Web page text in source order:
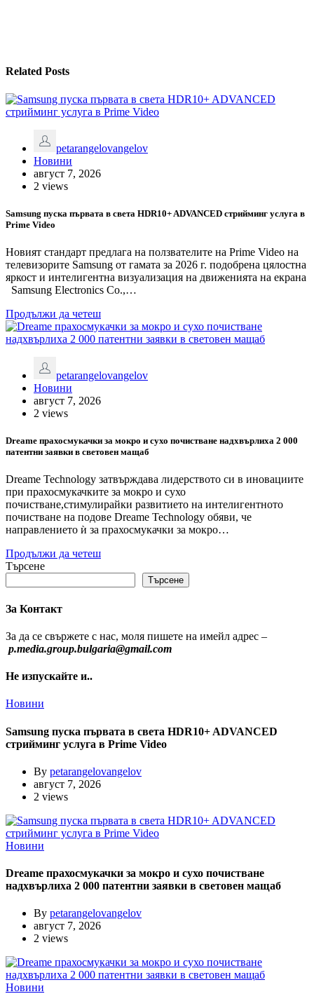
Related Posts
petarangelovangelov
Новини
август 7, 2026
2 views
Samsung пуска първата в света HDR10+ ADVANCED стрийминг услуга в
Prime Video
Новият стандарт предлага на ползвателите на Prime Video на
телевизорите Samsung от гамата за 2026 г. подобрена цялостна
яркост и интелигентна визуализация на движенията на екрана
Samsung Electronics Co.,…
Продължи да четеш
petarangelovangelov
Новини
август 7, 2026
2 views
Dreame прахосмукачки за мокро и сухо почистване надхвърлиха 2 000
патентни заявки в световен мащаб
Dreame Technology затвърждава лидерството си в иновациите
при прахосмукачките за мокро и сухо
почистване,стимулирайки развитието на интелигентното
почистване на подове Dreame Technology обяви, че
направлението ѝ за прахосмукачки за мокро…
Продължи да четеш
Търсене
Търсене
За Контакт
За да се свържете с нас, моля пишете на имейл адрес –
p.media.group.bulgaria@gmail.com
Не изпускайте и..
Новини
Samsung пуска първата в света HDR10+ ADVANCED
стрийминг услуга в Prime Video
By petarangelovangelov
август 7, 2026
2 views
Новини
Dreame прахосмукачки за мокро и сухо почистване
надхвърлиха 2 000 патентни заявки в световен мащаб
By petarangelovangelov
август 7, 2026
2 views
Новини